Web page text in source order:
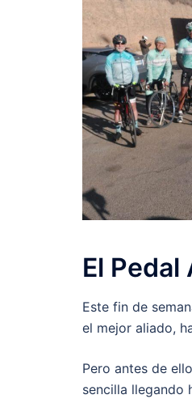
El
Este fin de
el mejor aliado,
Pero antes de
sencilla llegando